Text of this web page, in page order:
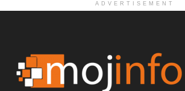
ADVERTISEMENT